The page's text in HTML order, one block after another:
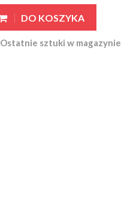
DO KOSZYKA
Ostatnie sztuki w magazynie